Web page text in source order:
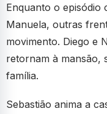
Enquanto o episódio
Manuela, outras
movimento. Diego e
retornam à mansão,
família.
Sebastião anima a